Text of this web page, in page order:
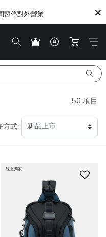
暫停對外營業
50 項目
方式:
線上獨家